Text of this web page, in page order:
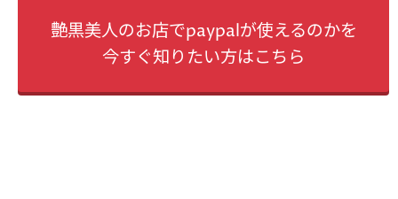
艶黒美人のお店でpaypalが使えるのかを
今すぐ知りたい方はこちら